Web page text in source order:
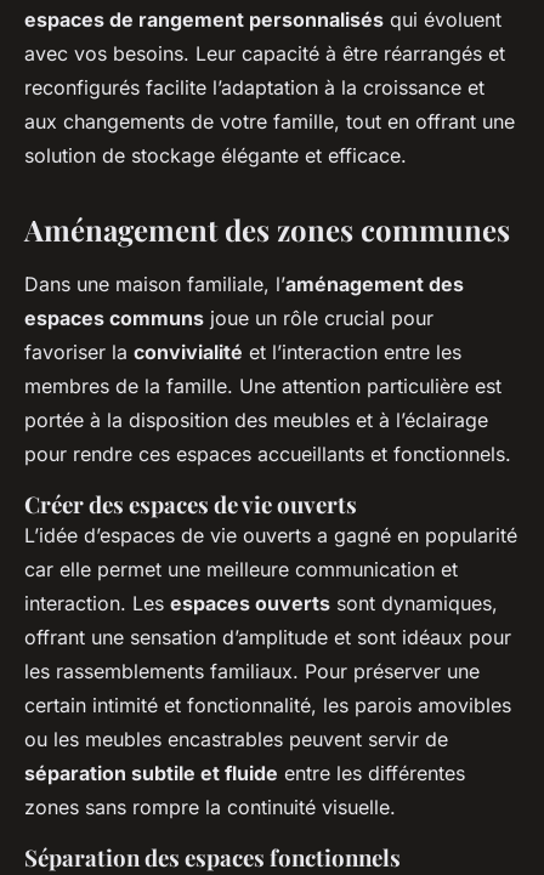
espaces de rangement personnalisés qui évoluent
avec vos besoins. Leur capacité à être réarrangés et
reconfigurés facilite l’adaptation à la croissance et
aux changements de votre famille, tout en offrant une
solution de stockage élégante et efficace.
Aménagement des zones communes
Dans une maison familiale, l’aménagement des
espaces communs joue un rôle crucial pour
favoriser la convivialité et l’interaction entre les
membres de la famille. Une attention particulière est
portée à la disposition des meubles et à l’éclairage
pour rendre ces espaces accueillants et fonctionnels.
Créer des espaces de vie ouverts
L’idée d’espaces de vie ouverts a gagné en popularité
car elle permet une meilleure communication et
interaction. Les espaces ouverts sont dynamiques,
offrant une sensation d’amplitude et sont idéaux pour
les rassemblements familiaux. Pour préserver une
certain intimité et fonctionnalité, les parois amovibles
ou les meubles encastrables peuvent servir de
séparation subtile et fluide entre les différentes
zones sans rompre la continuité visuelle.
Séparation des espaces fonctionnels